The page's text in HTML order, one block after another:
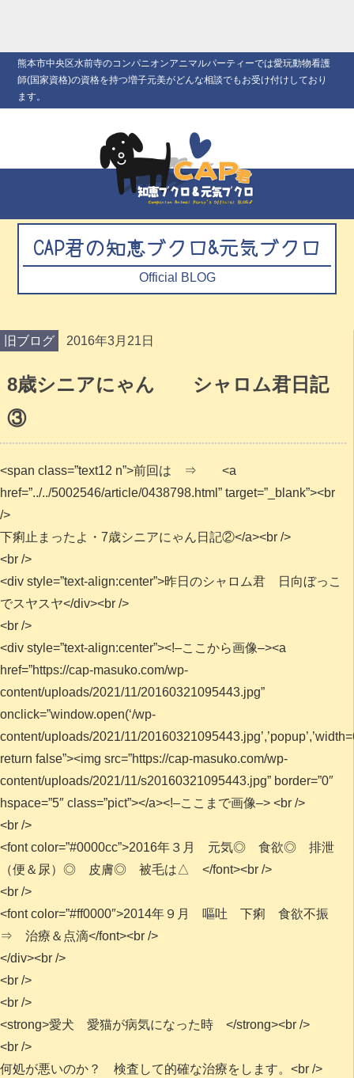
熊本市中央区水前寺のコンパニオンアニマルパーティーでは愛玩動物看護
師(国家資格)の資格を持つ増子元美がどんな相談でもお受け付けしており
ます。
CAP君の知恵ブクロ&元気ブクロ
Official BLOG
旧ブログ 2016年3月21日
8歳シニアにゃん シャロム君日記
③
<span class=”text12 n”>前回は ⇒ <a
href=”../../5002546/article/0438798.html” target=”_blank”><br
/>
下痢止まったよ・7歳シニアにゃん日記②</a><br />
<br />
<div style=”text-align:center”>昨日のシャロム君 日向ぼっこ
でスヤスヤ</div><br />
<br />
<div style=”text-align:center”><!–ここから画像–><a
href=”https://cap-masuko.com/wp-
content/uploads/2021/11/20160321095443.jpg”
onclick=”window.open(‘/wp-
content/uploads/2021/11/
return false”><img src=”https://cap-masuko.com/wp-
content/uploads/2021/11/s20160321095443.jpg” border=”0″
hspace=”5″ class=”pict”></a><!–ここまで画像–> <br />
<br />
<font color=”#0000cc”>2016年３月 元気◎ 食欲◎ 排泄
（便＆尿）◎ 皮膚◎ 被毛は△ </font><br />
<br />
<font color=”#ff0000″>2014年９月 嘔吐 下痢 食欲不振
⇒ 治療＆点滴</font><br />
</div><br />
<br />
<br />
<strong>愛犬 愛猫が病気になった時 </strong><br />
<br />
何処が悪いのか？ 検査して的確な治療をします。<br />